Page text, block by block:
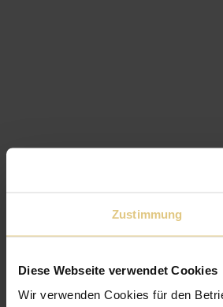
Zustimmung
Diese Webseite verwendet Cookies
Wir verwenden Cookies für den